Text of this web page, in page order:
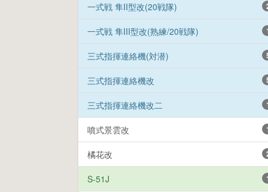
一式戦 隼II型改(20戦隊)
一式戦 隼III型改(熟練/20戦隊)
三式指揮連絡機(対潜)
三式指揮連絡機改
三式指揮連絡機改二
噴式景雲改
橘花改
S-51J